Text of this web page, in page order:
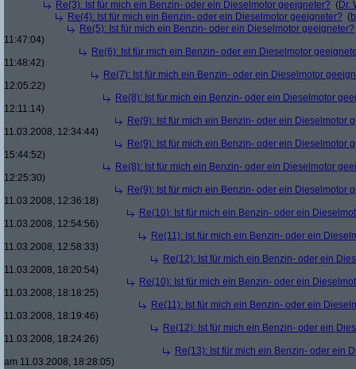
Re(3): Ist für mich ein Benzin- oder ein Dieselmotor geeigneter? (Dr.
Re(4): Ist für mich ein Benzin- oder ein Dieselmotor geeigneter? (
Re(5): Ist für mich ein Benzin- oder ein Dieselmotor geeigneter?
11:47:04)
Re(6): Ist für mich ein Benzin- oder ein Dieselmotor
11:48:42)
Re(7): Ist für mich ein Benzin- oder ein Dieselmotor
12:05:22)
Re(8): Ist für mich ein Benzin- oder ein Dieselmotor
12:11:14)
Re(9): Ist für mich ein Benzin- oder ein Dieselmotor
11.03.2008, 12:34:44)
Re(9): Ist für mich ein Benzin- oder ein Dieselmotor
15:44:52)
Re(8): Ist für mich ein Benzin- oder ein Dieselmotor
12:25:30)
Re(9): Ist für mich ein Benzin- oder ein Dieselmotor
11.03.2008, 12:36:18)
Re(10): Ist für mich ein Benzin- oder ein
11.03.2008, 12:54:56)
Re(11): Ist für mich ein Benzin- oder ein
11.03.2008, 12:58:33)
Re(12): Ist für mich ein Benzin- oder ein
11.03.2008, 18:20:54)
Re(10): Ist für mich ein Benzin- oder ein
11.03.2008, 18:18:25)
Re(11): Ist für mich ein Benzin- oder ein
11.03.2008, 18:19:46)
Re(12): Ist für mich ein Benzin- oder ein
11.03.2008, 18:24:26)
Re(13): Ist für mich ein Benzin- oder ein
am 11.03.2008, 18:28:05)